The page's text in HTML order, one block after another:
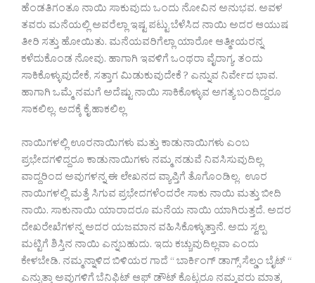
ಹೆಂಡತಿಗಂತೂ ನಾಯಿ ಸಾಕುವುದು ಒಂದು ನೋವಿನ ಅನುಭವ. ಅವಳ
ತವರು ಮನೆಯಲ್ಲಿ ಅವರೆಲ್ಲಾ ಇಷ್ಟ ಪಟ್ಟು ಬೆಳೆಸಿದ ನಾಯಿ ಅದರ ಆಯುಷ
ತೀರಿ ಸತ್ತು ಹೋಯಿತು. ಮನೆಯವರಿಗೆಲ್ಲಾ ಯಾರೋ ಆತ್ಮೀಯರನ್ನ
ಕಳೆದುಕೊಂಡ ನೋವು. ಹಾಗಾಗಿ ಇವಳಿಗೆ ಒಂಥರಾ ವೈರಾಗ್ಯ. ತಂದು
ಸಾಕಿಕೊಳ್ಳುವುದೇಕೆ, ಸತ್ತಾಗ ಮಿಡುಕುವುದೇಕೆ ? ಎನ್ನುವ ನಿರ್ವೇದ ಭಾವ.
ಹಾಗಾಗಿ ಒಮ್ಮೆ ನಮಗೆ ಅದೆಷ್ಟು ನಾಯಿ ಸಾಕಿಕೊಳ್ಳುವ ಅಗತ್ಯ ಬಂದಿದ್ದರೂ
ಸಾಕಲಿಲ್ಲ. ಅದಕ್ಕೆ ಕೈ ಹಾಕಲಿಲ್ಲ
ನಾಯಿಗಳಲ್ಲಿ ಊರನಾಯಿಗಳು ಮತ್ತು ಕಾಡುನಾಯಿಗಳು ಎಂಬ
ಪ್ರಭೇದಗಳಿದ್ದರೂ ಕಾಡುನಾಯಿಗಳು ನಮ್ಮ ನಡುವೆ ನಿವಸಿಸುವುದಿಲ್ಲ
ವಾದ್ದರಿಂದ ಅವುಗಳನ್ನ ಈ ಲೇಖನದ ವ್ಯಾಪ್ತಿಗೆ ತೊಗೊಂಡಿಲ್ಲ. ಊರ
ನಾಯಿಗಳಲ್ಲಿ ಮತ್ತೆ ಸಿಗುವ ಪ್ರಭೇದಗಳೆಂದರೇ ಸಾಕು ನಾಯಿ ಮತ್ತು ಬೀದಿ
ನಾಯಿ. ಸಾಕುನಾಯಿ ಯಾರಾದರೂ ಮನೆಯ ನಾಯಿ ಯಾಗಿರುತ್ತದೆ. ಅದರ
ದೇಖರೇಖೆಗಳನ್ನ ಅದರ ಯಜಮಾನ ವಹಿಸಿಕೊಳ್ಳುತ್ತಾನೆ. ಅದು ಸ್ವಲ್ಪ
ಮಟ್ಟಿಗೆ ಶಿಸ್ತಿನ ನಾಯಿ ಎನ್ನಬಹುದು. ಇದು ಕಚ್ಚುವುದಿಲ್ಲವಾ ಎಂದು
ಕೇಳಬೇಡಿ. ನಮ್ಮನ್ನಾಳಿದ ಬಿಳಿಯರ ಗಾದೆ “ ಬಾರ್ಕಿಂಗ್ ಡಾಗ್ಸ್ ಸೆಲ್ಡಂ ಬೈಟ್ “
ಎನ್ನುತ್ತಾ ಅವುಗಳಿಗೆ ಬೆನಿಫಿಟ್ ಆಫ್ ಡೌಟ್ ಕೊಟ್ಟರೂ ನಮ್ಮವರು ಮಾತ್ರ